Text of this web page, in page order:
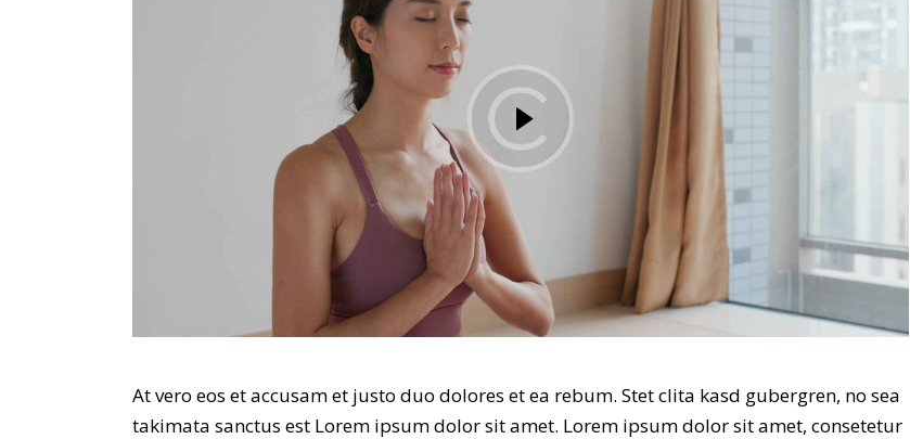
At vero eos et accusam et justo duo dolores et ea rebum. Stet clita kasd gubergren, no sea
takimata sanctus est Lorem ipsum dolor sit amet. Lorem ipsum dolor sit amet, consetetur